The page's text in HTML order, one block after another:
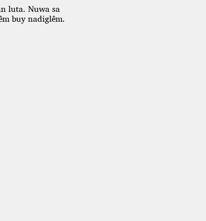
luta. Nuwa sa
buy nadiglêm.